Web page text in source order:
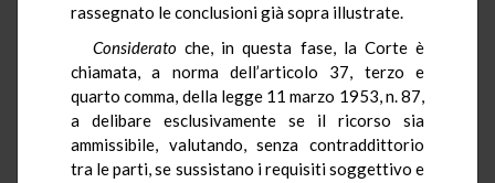
rassegnato le conclusioni già sopra illustrate.
Considerato che, in questa fase, la Corte è
chiamata, a norma dell’articolo 37, terzo e
quarto comma, della legge 11 marzo 1953, n. 87,
a delibare esclusivamente se il ricorso sia
ammissibile, valutando, senza contraddittorio
tra le parti, se sussistano i requisiti soggettivo e